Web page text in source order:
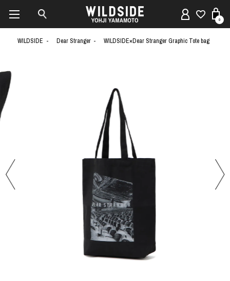
0
WILDSIDE Dear Stranger WILDSIDE×Dear Stranger Graphic Tote bag